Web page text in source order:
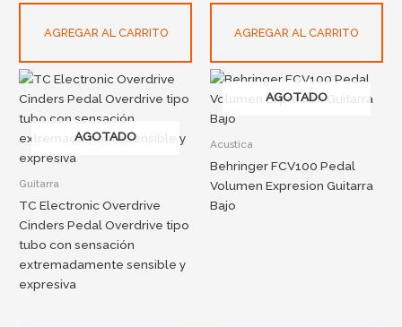
AGREGAR AL CARRITO AGREGAR AL CARRITO
AGOTADO
Guitarra
TC Electronic Overdrive
Cinders Pedal Overdrive tipo
tubo con sensación
extremadamente sensible y
expresiva
AGOTADO
Acustica
Behringer FCV100 Pedal
Volumen Expresion Guitarra
Bajo